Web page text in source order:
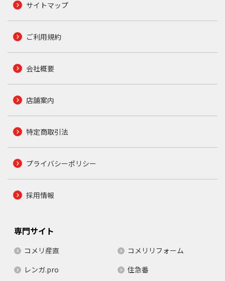
サイトマップ
ご利用規約
会社概要
店舗案内
特定商取引法
プライバシーポリシー
採用情報
専門サイト
コメリ産直
コメリリフォーム
レンガ.pro
住急番